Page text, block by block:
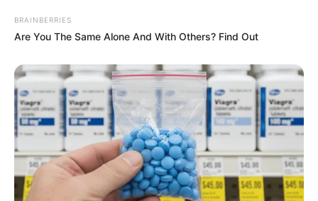
Email address:
BRAINBERRIES
Are You The Same Alone And With Others? Find Out